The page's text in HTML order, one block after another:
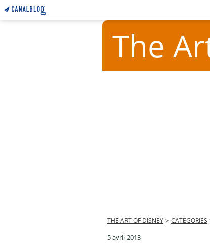
The
THE ART OF DISNEY > CATEGORIES
5 avril 2013